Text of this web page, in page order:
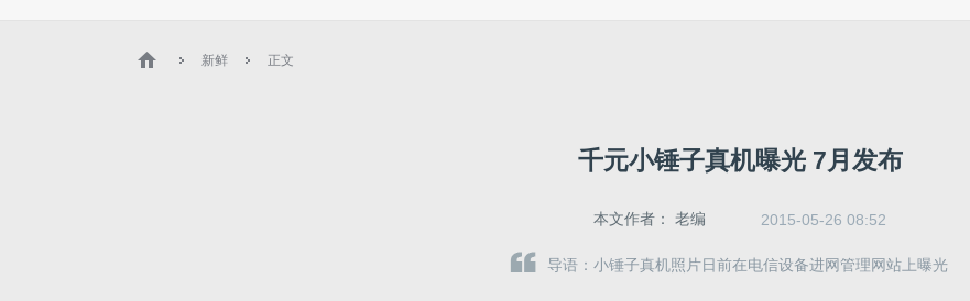
新鲜 正文
千元小锤子真机曝光 7月发布
本文作者： 老编 2015-05-26 08:52
导语：小锤子真机照片日前在电信设备进网管理网站上曝光